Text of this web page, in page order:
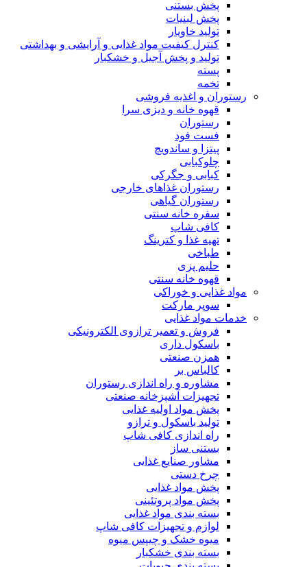
پخش بستنی
پخش لبنیات
تولید خاویار
کنترل کیفیت مواد غذایی و آرایشی و بهداشتی
تولید و پخش آجیل و خشکبار
پسته
تخمه
رستوران و اغذیه فروشی
قهوه خانه و دیزی سرا
رستوران
فست فود
پیتزا و ساندویچ
چلوکبابی
کبابی و جگرکی
رستوران غذاهای خارجی
رستوران گیاهی
سفره خانه سنتی
کافی شاپ
تهیه غذا و کترینگ
طباخی
حلیم پزی
قهوه خانه سنتی
مواد غذایی و خوراکی
سوپر مارکت
خدمات مواد غذایی
فروش و تعمیر ترازوی الکترونیکی
باسکول داری
همزن صنعتی
کالباس بر
مشاوره و راه اندازی رستوران
تجهیزات آشپزخانه صنعتی
پخش مواد اولیه غذایی
تولید باسکول و ترازو
راه اندازی کافی شاپ
بستنی ساز
مشاور صنایع غذایی
چرخ دستی
پخش مواد غذایی
پخش مواد پروتئینی
بسته بندی مواد غذایی
لوازم و تجهیزات کافی شاپ
میوه خشک و چیپس میوه
بسته بندی خشکبار